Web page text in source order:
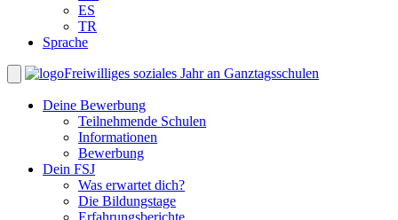
ES
TR
Sprache
Freiwilliges soziales Jahr an Ganztagsschulen
Deine Bewerbung
Teilnehmende Schulen
Informationen
Bewerbung
Dein FSJ
Was erwartet dich?
Die Bildungstage
Erfahrungsberichte